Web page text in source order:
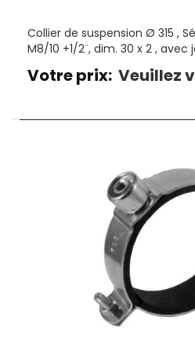
Collier de suspension Ø 315 ,
M8/10 +1/2¨, dim. 30 x 2 ,
Votre prix: Veuillez